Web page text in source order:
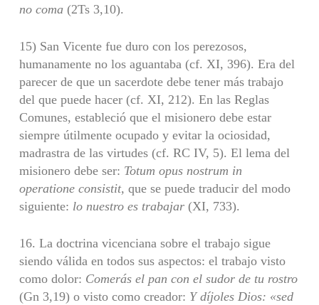
no coma (2Ts 3,10).
15) San Vicente fue duro con los perezosos,
humanamente no los aguantaba (cf. XI, 396). Era del
parecer de que un sacerdote debe tener más trabajo
del que puede hacer (cf. XI, 212). En las Reglas
Comunes, estableció que el misionero debe estar
siempre útilmente ocupado y evitar la ociosidad,
madrastra de las virtudes (cf. RC IV, 5). El lema del
misionero debe ser: Totum opus nostrum in
operatione con­sistit, que se puede traducir del modo
siguiente: lo nuestro es trabajar (XI, 733).
16. La doctrina vicenciana sobre el trabajo sigue
siendo válida en todos sus aspectos: el trabajo visto
como dolor: Comerás el pan con el sudor de tu rostro
(Gn 3,19) o visto como creador: Y díjoles Dios: «sed